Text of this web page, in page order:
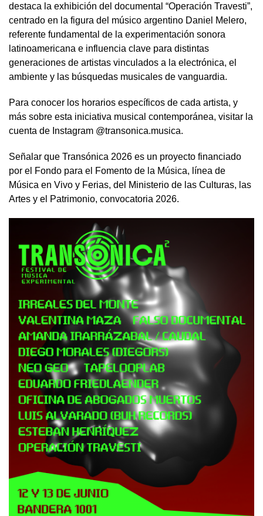
destaca la exhibición del documental “Operación Travesti”,
centrado en la figura del músico argentino Daniel Melero,
referente fundamental de la experimentación sonora
latinoamericana e influencia clave para distintas
generaciones de artistas vinculados a la electrónica, el
ambiente y las búsquedas musicales de vanguardia.
Para conocer los horarios específicos de cada artista, y
más sobre esta iniciativa musical contemporánea, visitar la
cuenta de Instagram @transonica.musica.
Señalar que Transónica 2026 es un proyecto financiado
por el Fondo para el Fomento de la Música, línea de
Música en Vivo y Ferias, del Ministerio de las Culturas, las
Artes y el Patrimonio, convocatoria 2026.